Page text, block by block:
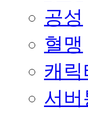
공성
혈맹
캐릭
서버